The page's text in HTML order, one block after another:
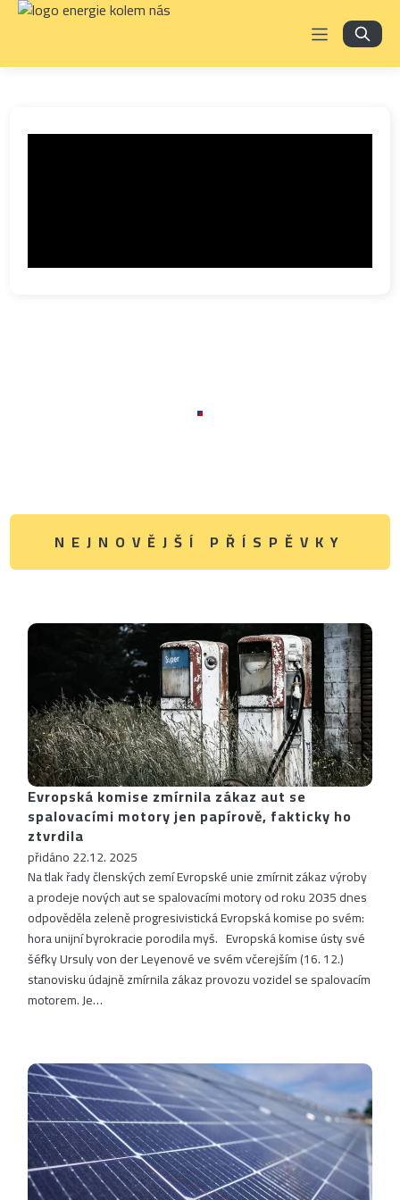
NEJNOVĚJŠÍ PŘÍSPĚVKY
Evropská komise zmírnila zákaz aut se
spalovacími motory jen papírově, fakticky ho
ztvrdila
přidáno 22.12. 2025
Na tlak řady členských zemí Evropské unie zmírnit zákaz výroby
a prodeje nových aut se spalovacími motory od roku 2035 dnes
odpověděla zeleně progresivistická Evropská komise po svém:
hora unijní byrokracie porodila myš. Evropská komise ústy své
šéfky Ursuly von der Leyenové ve svém včerejším (16. 12.)
stanovisku údajně zmírnila zákaz provozu vozidel se spalovacím
motorem. Je…